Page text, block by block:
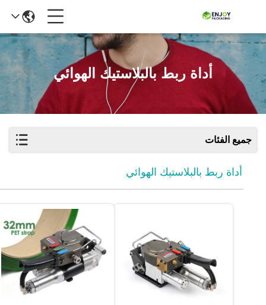
أداة ربط بالبلاستيك الهوائي
جميع الفئات
أداة ربط بالبلاستيك الهوائي